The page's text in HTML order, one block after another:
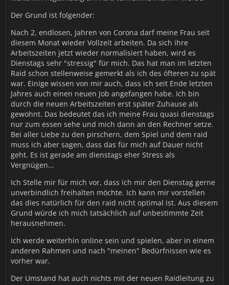
Der Grund ist folgender:
Nach 2, endlosen, Jahren von Corona darf meine Frau seit
diesem Monat wieder Vollzeit arbeiten. Da sich ihre
Arbeitszeiten jetzt wieder normalisiert haben, wird es
Dienstags sehr "stressig" für mich. Das hat man im letzten
Raid schon stellenweise gemerkt als ich des öfteren zu spät
war. Einige wissen von mir auch, dass ich seit Ende letzten
Jahres auch einen neuen Job angefangen habe. Ich bin
durch die neuen Arbeitszeiten erst später Zuhause als
gewohnt. Das bedeutet das ich meine Frau quasi dienstags
nur zum essen sehe und mich dann an den Rechner setze.
Bei aller Liebe zu den pirschern, dem Spiel und dem raid
muss ich aber sagen, dass das für mich auf Dauer nicht
geht. Es ist gerade am dienstags eher Stress als
Vergnügen...
Ich Stelle mir für mich vor, dass ich mir den Dienstag gerne
unverbindlich freihalten möchte. Ich kann mir vorstellen
das dies natürlich für den raid nicht optimal ist. Aus diesem
Grund würde ich mich tatsächlich auf unbestimmte Zeit
herausnehmen.
Ich werde weiterhin online sein und spielen, aber in einem
anderen Rahmen und nach "meinen" Bedürfnissen wie es
vorher war.
Der Umstand hat auch nichts mit der neuen Raidleitung zu